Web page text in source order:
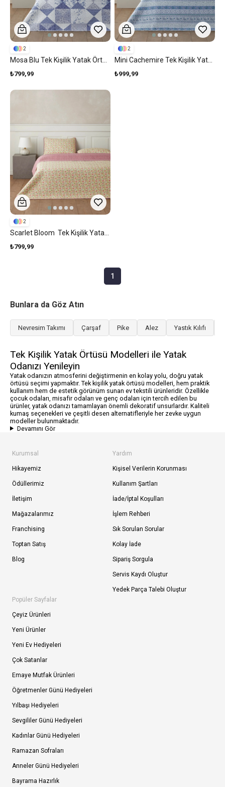
₺799,99
2
₺999,99
2
₺799,99
2
1
Bunlara da Göz Atın
Nevresim Takımı Çarşaf Pike Alez Yastık Kılıfı
Tek Kişilik Yatak Örtüsü Modelleri ile Yatak
Odanızı Yenileyin
Yatak odanızın atmosferini değiştirmenin en kolay yolu, doğru yatak
örtüsü seçimi yapmaktır. Tek kişilik yatak örtüsü modelleri, hem praktik
kullanım hem de estetik görünüm sunan ev tekstili ürünleridir. Özellikle
çocuk odaları, misafir odaları ve genç odaları için tercih edilen bu
ürünler, yatak odanızı tamamlayan önemli dekoratif unsurlardır. Kaliteli
kumaş seçenekleri ve çeşitli desen alternatifleriyle her zevke uygun
modeller bulunmaktadır.
Devamını Gör
Kurumsal
Hikayemiz
Ödüllerimiz
İletişim
Mağazalarımız
Franchising
Toptan Satış
Blog
Yardım
Kişisel Verilerin Korunması
Kullanım Şartları
İade/İptal Koşulları
İşlem Rehberi
Sık Sorulan Sorular
Kolay İade
Sipariş Sorgula
Servis Kaydı Oluştur
Yedek Parça Talebi Oluştur
Popüler Sayfalar
Çeyiz Ürünleri
Yeni Ürünler
Yeni Ev Hediyeleri
Çok Satanlar
Emaye Mutfak Ürünleri
Öğretmenler Günü Hediyeleri
Yılbaşı Hediyeleri
Sevgililer Günü Hediyeleri
Kadınlar Günü Hediyeleri
Ramazan Sofraları
Anneler Günü Hediyeleri
Bayrama Hazırlık